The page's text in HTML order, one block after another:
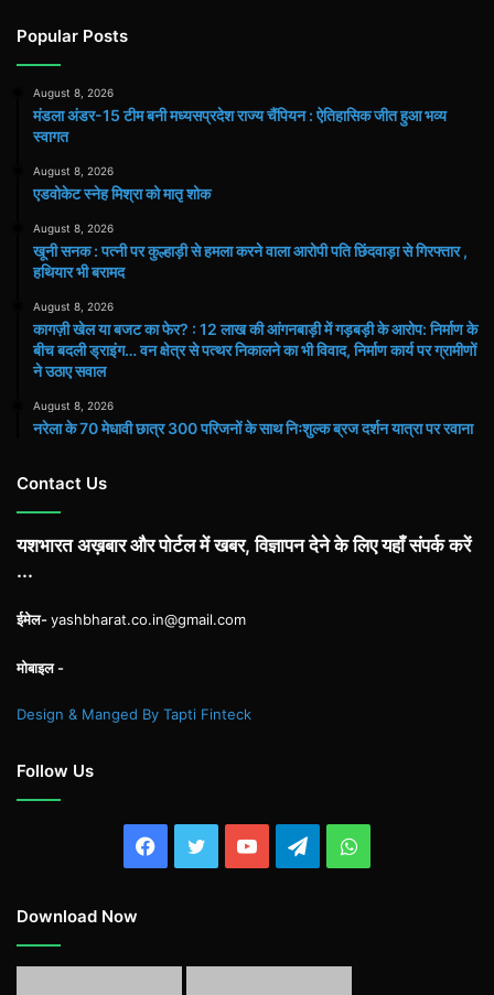
Popular Posts
August 8, 2026
मंडला अंडर-15 टीम बनी मध्यसप्रदेश राज्य चैंपियन : ऐतिहासिक जीत हुआ भव्य
स्वागत
August 8, 2026
एडवोकेट स्नेह मिश्रा को मातृ शोक
August 8, 2026
खूनी सनक : पत्नी पर कुल्हाड़ी से हमला करने वाला आरोपी पति छिंदवाड़ा से गिरफ्तार ,
हथियार भी बरामद
August 8, 2026
कागज़ी खेल या बजट का फेर? : 12 लाख की आंगनबाड़ी में गड़बड़ी के आरोप: निर्माण के
बीच बदली ड्राइंग… वन क्षेत्र से पत्थर निकालने का भी विवाद, निर्माण कार्य पर ग्रामीणों
ने उठाए सवाल
August 8, 2026
नरेला के 70 मेधावी छात्र 300 परिजनों के साथ निःशुल्क ब्रज दर्शन यात्रा पर रवाना
Contact Us
यशभारत अख़बार और पोर्टल में खबर, विज्ञापन देने के लिए यहाँ संपर्क करें
...
ईमेल-yashbharat.co.in@gmail.com
मोबाइल -
Design & Manged By Tapti Finteck
Follow Us
Facebook
TwitterYouTubeTelegramWhatsApp
Download Now